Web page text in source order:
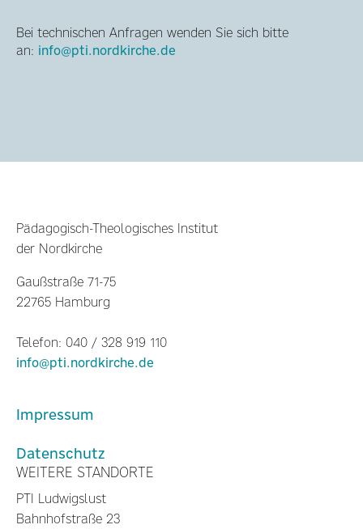
Bei technischen Anfragen wenden Sie sich bitte
an: info@pti.nordkirche.de
Pädagogisch-Theologisches Institut
der Nordkirche
Gaußstraße 71-75
22765 Hamburg
Telefon: 040 / 328 919 110
info@pti.nordkirche.de
Impressum
Datenschutz
WEITERE STANDORTE
PTI Ludwigslust
Bahnhofstraße 23